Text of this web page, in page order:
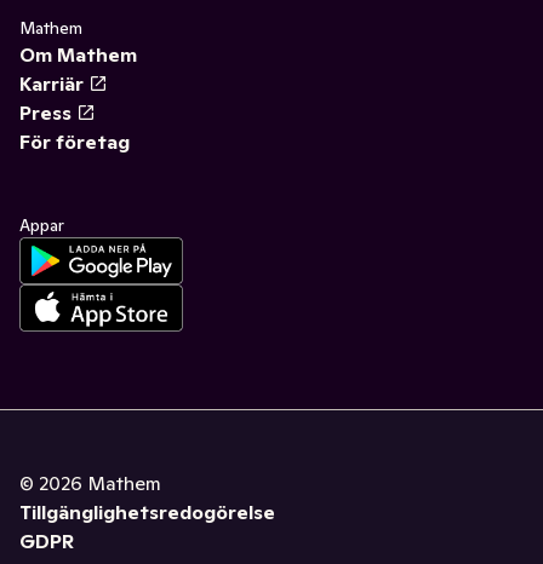
Mathem
Om Mathem
Karriär
Press
För företag
Appar
© 2026 Mathem
Tillgänglighetsredogörelse
GDPR